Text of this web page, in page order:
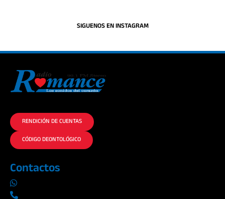
SIGUENOS EN INSTAGRAM
RENDICIÓN DE CUENTAS
CÓDIGO DEONTOLÓGICO
Contactos